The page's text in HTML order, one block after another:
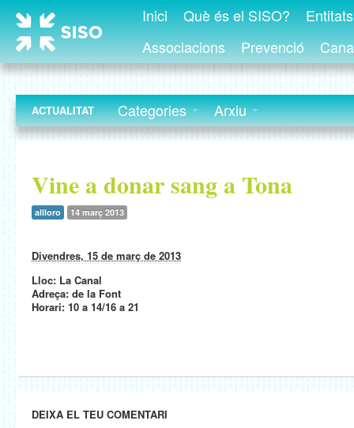
Inici Què és el SISO?
Associacions
Prevenció
ACTUALITAT Categories Arxiu
Vine a donar sang a Tona
allloro 14 març 2013
Divendres, 15 de març de 2013
Lloc: La Canal
Adreça: de la Font
Horari: 10 a 14/16 a 21
DEIXA EL TEU COMENTARI